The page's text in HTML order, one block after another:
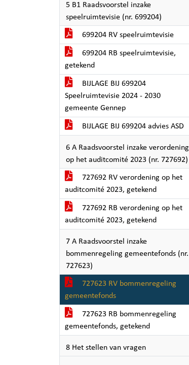
5 B1 Raadsvoorstel inzake
speelruimtevisie (nr. 699204)
699204 RV speelruimtevisie
699204 RB speelruimtevisie,
getekend
BIJLAGE BIJ 699204
Speelruimtevisie 2024 - 2030
gemeente Gennep
BIJLAGE BIJ 699204 advies ASD
6 A Raadsvoorstel inzake verordening
op het auditcomité 2023 (nr. 727692)
727692 RV verordening op het
auditcomité 2023, getekend
727692 RB verordening op het
auditcomité 2023, getekend
7 A Raadsvoorstel inzake
bommenregeling gemeentefonds (nr.
727623)
727623 RV bommenregeling
gemeentefonds
727623 RB bommenregeling
gemeentefonds, getekend
8 Het stellen van vragen